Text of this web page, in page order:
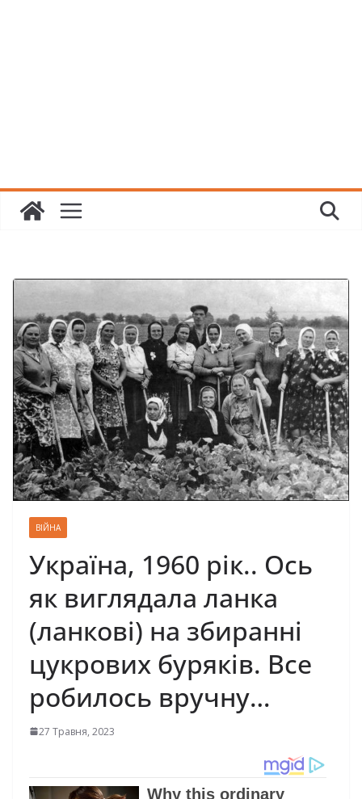
ВІЙНА
Україна, 1960 рік.. Ось
як виглядала ланка
(ланкові) на збиранні
цукрових буряків. Все
робилось вручну…
27 Травня, 2023